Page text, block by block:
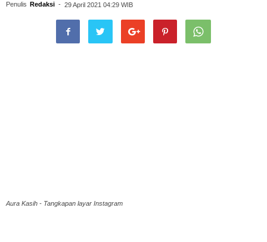
Penulis Redaksi - 29 April 2021 04:29 WIB
Aura Kasih - Tangkapan layar Instagram